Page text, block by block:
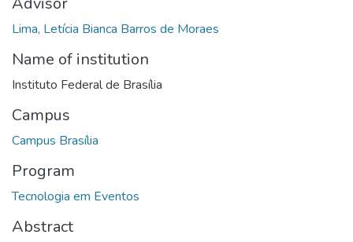
Lima, Letícia Bianca Barros de Moraes
Name of institution
Instituto Federal de Brasília
Campus
Campus Brasília
Program
Tecnologia em Eventos
Abstract